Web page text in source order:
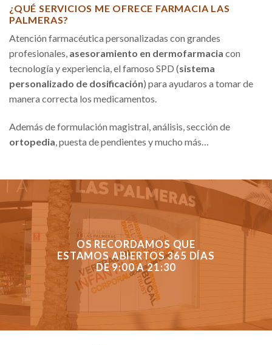
¿QUÉ SERVICIOS ME OFRECE FARMACIA LAS
PALMERAS?
Atención farmacéutica personalizadas con grandes
profesionales, asesoramiento en dermofarmacia con
tecnología y experiencia, el famoso SPD (sistema
personalizado de dosificación) para ayudaros a tomar de
manera correcta los medicamentos.
Además de formulación magistral, análisis, sección de
ortopedia , puesta de pendientes y mucho más…
OS RECORDAMOS QUE
ESTAMOS ABIERTOS 365 DÍAS
DE 9:00 A 21:30